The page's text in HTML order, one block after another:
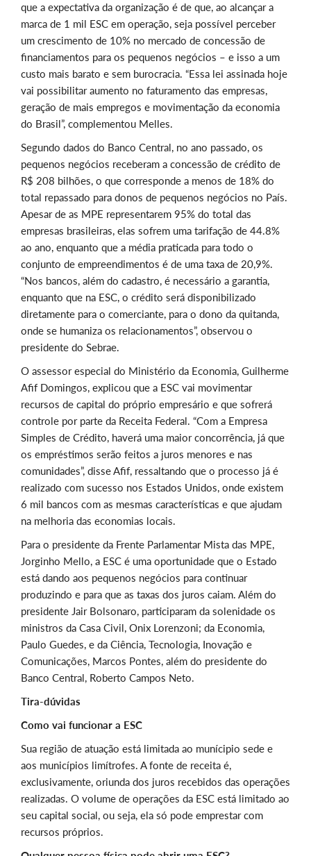
que a expectativa da organização é de que, ao alcançar a
marca de 1 mil ESC em operação, seja possível perceber
um crescimento de 10% no mercado de concessão de
financiamentos para os pequenos negócios – e isso a um
custo mais barato e sem burocracia. “Essa lei assinada hoje
vai possibilitar aumento no faturamento das empresas,
geração de mais empregos e movimentação da economia
do Brasil”, complementou Melles.
Segundo dados do Banco Central, no ano passado, os
pequenos negócios receberam a concessão de crédito de
R$ 208 bilhões, o que corresponde a menos de 18% do
total repassado para donos de pequenos negócios no País.
Apesar de as MPE representarem 95% do total das
empresas brasileiras, elas sofrem uma tarifação de 44.8%
ao ano, enquanto que a média praticada para todo o
conjunto de empreendimentos é de uma taxa de 20,9%.
“Nos bancos, além do cadastro, é necessário a garantia,
enquanto que na ESC, o crédito será disponibilizado
diretamente para o comerciante, para o dono da quitanda,
onde se humaniza os relacionamentos”, observou o
presidente do Sebrae.
O assessor especial do Ministério da Economia, Guilherme
Afif Domingos, explicou que a ESC vai movimentar
recursos de capital do próprio empresário e que sofrerá
controle por parte da Receita Federal. “Com a Empresa
Simples de Crédito, haverá uma maior concorrência, já que
os empréstimos serão feitos a juros menores e nas
comunidades”, disse Afif, ressaltando que o processo já é
realizado com sucesso nos Estados Unidos, onde existem
6 mil bancos com as mesmas características e que ajudam
na melhoria das economias locais.
Para o presidente da Frente Parlamentar Mista das MPE,
Jorginho Mello, a ESC é uma oportunidade que o Estado
está dando aos pequenos negócios para continuar
produzindo e para que as taxas dos juros caiam. Além do
presidente Jair Bolsonaro, participaram da solenidade os
ministros da Casa Civil, Onix Lorenzoni; da Economia,
Paulo Guedes, e da Ciência, Tecnologia, Inovação e
Comunicações, Marcos Pontes, além do presidente do
Banco Central, Roberto Campos Neto.
Tira-dúvidas
Como vai funcionar a ESC
Sua região de atuação está limitada ao munícipio sede e
aos municípios limítrofes. A fonte de receita é,
exclusivamente, oriunda dos juros recebidos das operações
realizadas. O volume de operações da ESC está limitado ao
seu capital social, ou seja, ela só pode emprestar com
recursos próprios.